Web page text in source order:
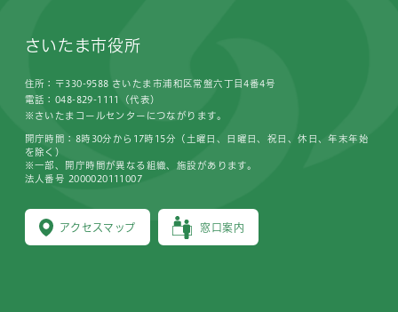
さいたま市役所
住所：〒330-9588 さいたま市浦和区常盤六丁目4番4号
電話：048-829-1111（代表）
※さいたまコールセンターにつながります。
アクセスマップ 窓口案内
開庁時間：8時30分から17時15分（土曜日、日曜日、祝日、休日、年末年始
を除く）
※一部、開庁時間が異なる組織、施設があります。
法人番号 2000020111007